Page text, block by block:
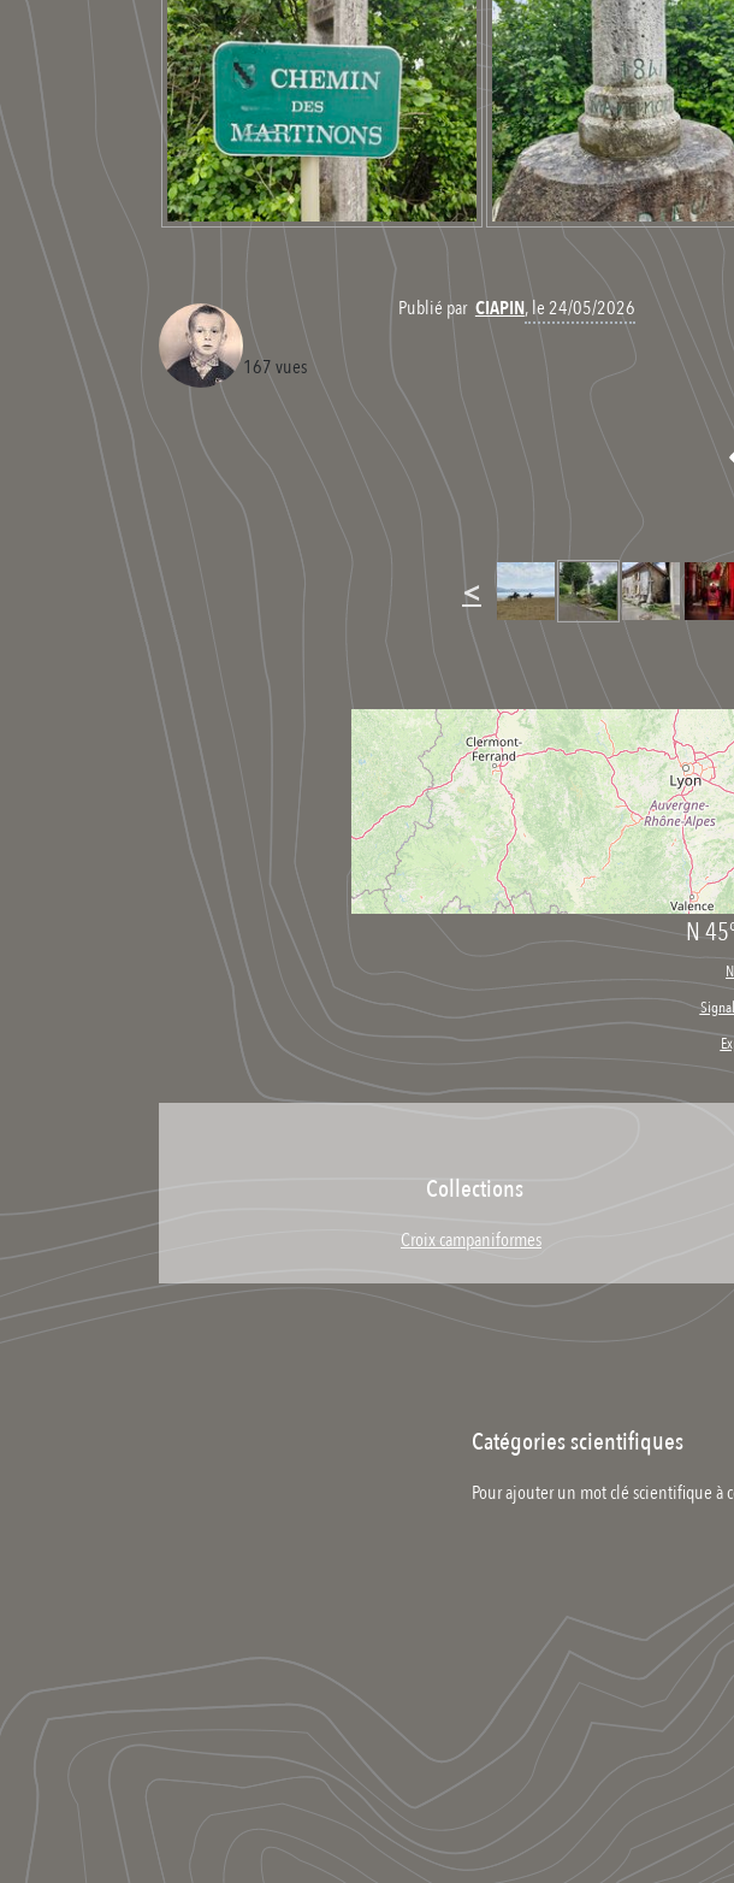
Publié par CIAPIN, le 24/05/2026
167 vues
<
N
Collections
Croix campaniformes
Catégories scientifiques
Pour ajouter un mot clé scientifique